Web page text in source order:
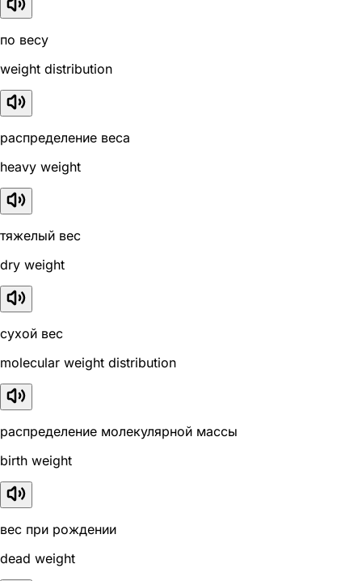
по весу
weight distribution
распределение веса
heavy weight
тяжелый вес
dry weight
сухой вес
molecular weight distribution
распределение молекулярной массы
birth weight
вес при рождении
dead weight